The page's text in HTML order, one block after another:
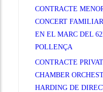
CONTRACTE
CONCERT
EN EL MARC DEL
POLLENÇA
CONTRACTE
CHAMBER
HARDING DE